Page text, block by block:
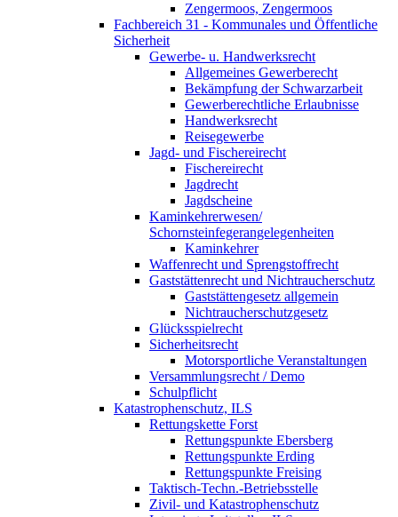
Zengermoos, Zengermoos
Fachbereich 31 - Kommunales und Öffentliche
Sicherheit
Gewerbe- u. Handwerksrecht
Allgemeines Gewerberecht
Bekämpfung der Schwarzarbeit
Gewerberechtliche Erlaubnisse
Handwerksrecht
Reisegewerbe
Jagd- und Fischereirecht
Fischereirecht
Jagdrecht
Jagdscheine
Kaminkehrerwesen/
Schornsteinfegerangelegenheiten
Kaminkehrer
Waffenrecht und Sprengstoffrecht
Gaststättenrecht und Nichtraucherschutz
Gaststättengesetz allgemein
Nichtraucherschutzgesetz
Glücksspielrecht
Sicherheitsrecht
Motorsportliche Veranstaltungen
Versammlungsrecht / Demo
Schulpflicht
Katastrophenschutz, ILS
Rettungskette Forst
Rettungspunkte Ebersberg
Rettungspunkte Erding
Rettungspunkte Freising
Taktisch-Techn.-Betriebsstelle
Zivil- und Katastrophenschutz